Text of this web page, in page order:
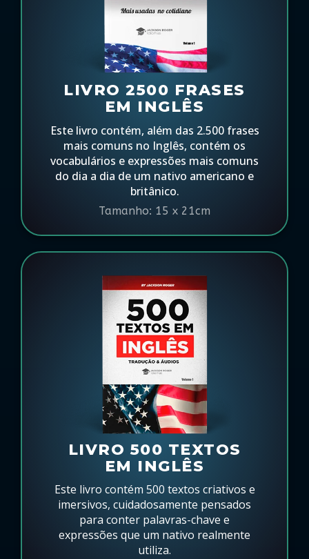
LIVRO 2500 FRASES
EM INGLÊS
Este livro contém, além das 2.500 frases
mais comuns no Inglês, contém os
vocabulários e expressões mais comuns
do dia a dia de um nativo americano e
britânico.
Tamanho: 15 x 21cm
LIVRO 500 TEXTOS
EM INGLÊS
Este livro contém 500 textos criativos e
imersivos, cuidadosamente pensados
para conter palavras-chave e
expressões que um nativo realmente
utiliza.